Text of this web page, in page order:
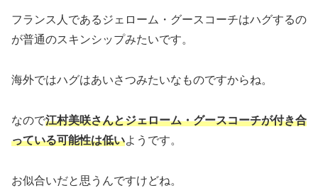
フランス人であるジェローム・グースコーチはハグするの
が普通のスキンシップみたいです。
海外ではハグはあいさつみたいなものですからね。
なので江村美咲さんとジェローム・グースコーチが付き合
っている可能性は低いようです。
お似合いだと思うんですけどね。